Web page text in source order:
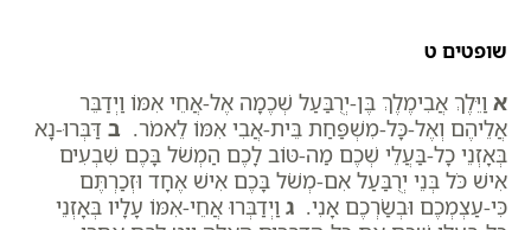
שופטים ט
א וַיֵּלֶךְ אֲבִימֶלֶךְ בֶּן-יְרֻבַּעַל שְׁכֶמָה אֶל-אֲחֵי אִמּוֹ וַיְדַבֵּר
אֲלֵיהֶם וְאֶל-כָּל-מִשְׁפַּחַת בֵּית-אֲבִי אִמּוֹ לֵאמֹר. ב דַּבְּרוּ-נָא
בְּאָזְנֵי כָל-בַּעֲלֵי שְׁכֶם מַה-טּוֹב לָכֶם הַמְשֹׁל בָּכֶם שִׁבְעִים
אִישׁ כֹּל בְּנֵי יְרֻבַּעַל אִם-מְשֹׁל בָּכֶם אִישׁ אֶחָד וּזְכַרְתֶּם
כִּי-עַצְמְכֶם וּבְשַׂרְכֶם אָנִי. ג וַיְדַבְּרוּ אֲחֵי-אִמּוֹ עָלָיו בְּאָזְנֵי